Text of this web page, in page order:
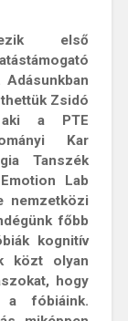
első
Zsidó
aki a PTE
Kar
Tanszék
Lab
nemzetközi
főbb
kognitív
közt olyan
hogy
fóbiáink.